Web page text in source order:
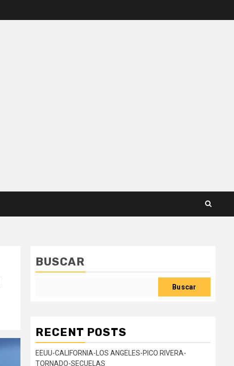
BUSCAR
Buscar
RECENT POSTS
EEUU-CALIFORNIA-LOS ANGELES-PICO RIVERA-
TORNADO-SECUELAS